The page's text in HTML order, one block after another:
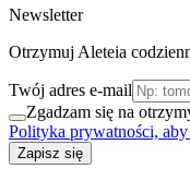
Newsletter
Otrzymuj Aleteia
Twój adres e-mail
Zgadzam się na
Polityka prywatności,
Zapisz się